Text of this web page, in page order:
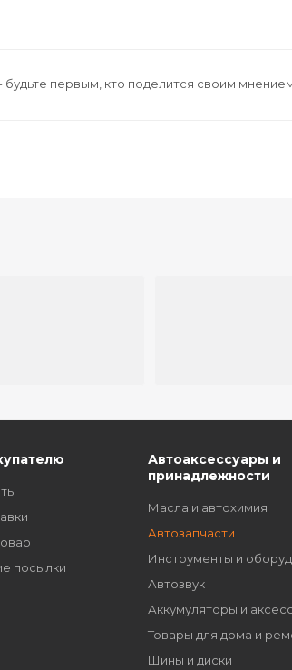
первым, кто поделится своим
посылки
Автоаксессуары и
принадлежности
Масла и автохимия
Автозапчасти
Инструменты и
Автозвук
Аккумуляторы и
Товары для дома и
Шины и диски